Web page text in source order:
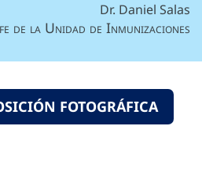
Dr. Daniel Salas
de la Unidad de Inmunizaciones
FOTOGRÁFICA